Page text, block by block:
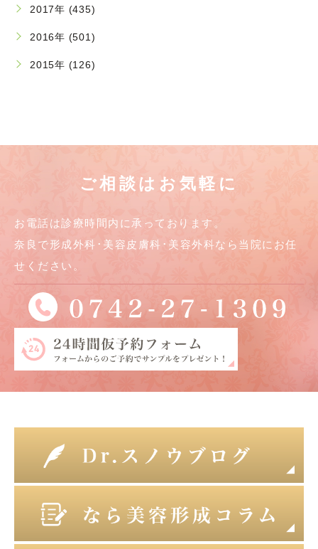
2017年 (435)
2016年 (501)
2015年 (126)
ご相談はお気軽に
お電話は診療時間内に承っております。
奈良で形成外科･美容皮膚科･美容外科なら当院にお任
せください。